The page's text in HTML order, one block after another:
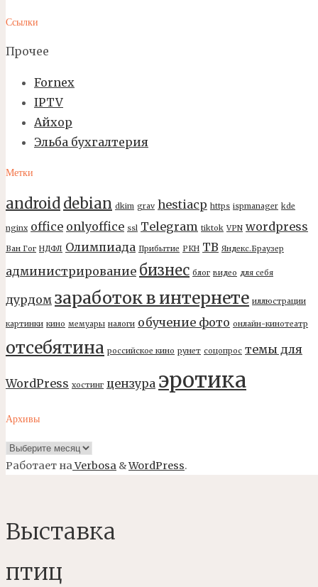
Ссылки
Прочее
Fornex
IPTV
Айхор
Эльба бухгалтерия
Метки
android debian dkim grav hestiacp https ispmanager kde
nginx office onlyoffice ssl Telegram tiktok VPN wordpress
Ван Гог НДФЛ Олимпиада Прибытие РКН ТВ Яндекс.Браузер
администрирование бизнес блог видео для себя
дурдом заработок в интернете иллюстрации
картинки кино мемуары налоги обучение фото онлайн-кинотеатр
отсебятина российское кино рунет соцопрос темы для
WordPress хостинг цензура эротика
Архивы
Архивы
Работает наVerbosa &WordPress.
Выставка
птиц